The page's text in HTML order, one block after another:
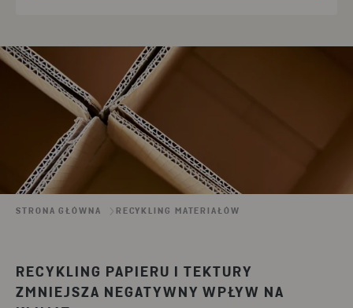
STRONA GŁÓWNA RECYKLING MATERIAŁÓW
RECYKLING PAPIERU I TEKTURY
ZMNIEJSZA NEGATYWNY WPŁYW NA